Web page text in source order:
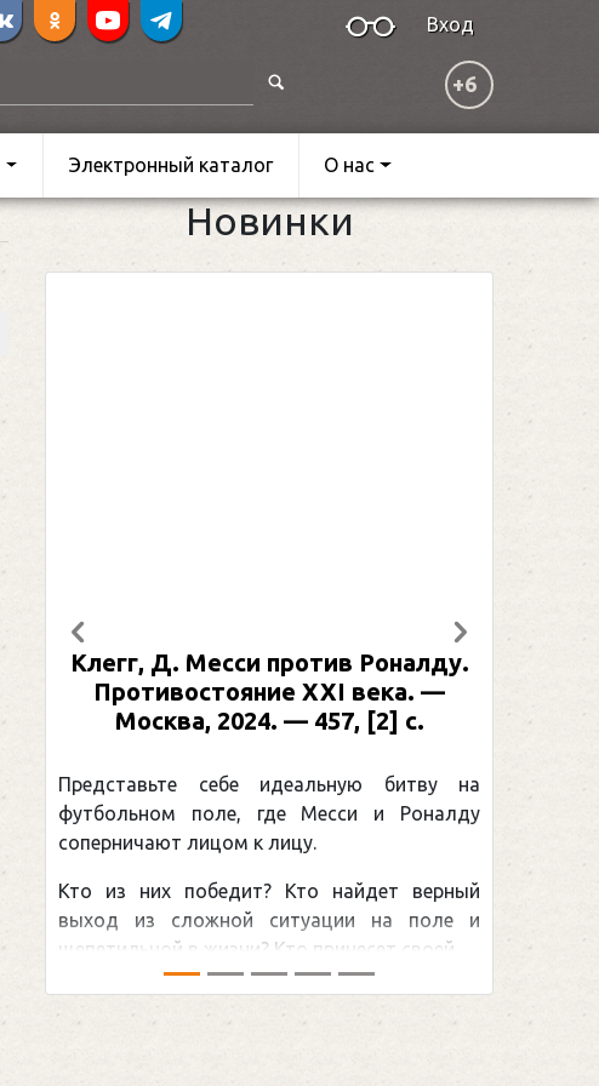
Вход
+6
Электронный каталог О нас
Новинки
Клегг, Д. Месси против Роналду.
Противостояние XXI века. —
Москва, 2024. — 457, [2] с.
Представьте себе идеальную битву на
футбольном поле, где Месси и Роналду
соперничают лицом к лицу.
Кто из них победит? Кто найдет верный
выход из сложной ситуации на поле и
щепетильной в жизни? Кто принесет своей ...
Предыдущий Следующий